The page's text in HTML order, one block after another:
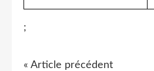
;
« Article précédent